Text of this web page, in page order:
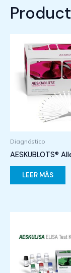
Diagnóstico
AESKUBLOTS®
LEER MÁS